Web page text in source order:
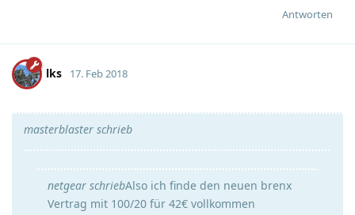
Antworten
lks 17. Feb 2018
masterblaster schrieb
netgear schriebAlso ich finde den neuen brenx
Vertrag mit 100/20 für 42€ vollkommen